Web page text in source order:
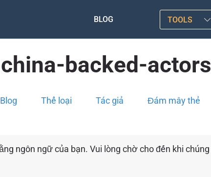
BLOG TOOLS
china-backed-actors
Blog Thể loại Tác giả Đám mây thẻ